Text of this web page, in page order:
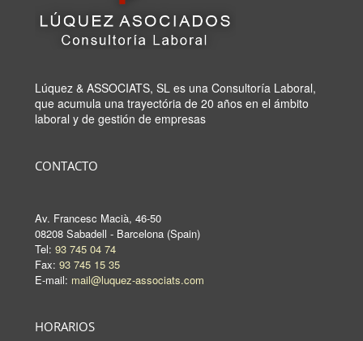
Lúquez & ASSOCIATS, SL es una Consultoría Laboral,
que acumula una trayectória de 20 años en el ámbito
laboral y de gestión de empresas
CONTACTO
Av. Francesc Macià, 46-50
08208 Sabadell - Barcelona (Spain)
Tel: 93 745 04 74
Fax: 93 745 15 35
E-mail: mail@luquez-associats.com
HORARIOS